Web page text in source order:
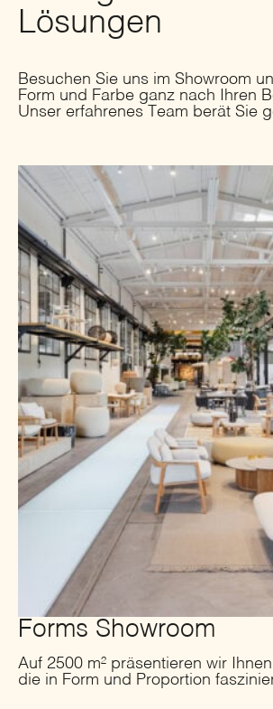
Lösungen
Besuchen Sie uns im Showroom
Form und Farbe ganz nach Ihren
Unser erfahrenes Team berät Sie
Forms Showroom
Auf 2500 m² präsentieren wir
die in Form und Proportion